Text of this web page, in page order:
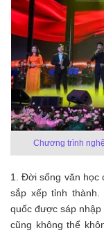
Chương trình
1. Đời sống văn học
sắp xếp tỉnh
quốc được sáp
cũng không thể